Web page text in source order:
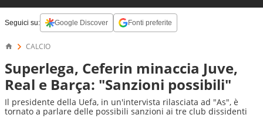
Seguici su: Google Discover Fonti preferite
CALCIO
Superlega, Ceferin minaccia Juve,
Real e Barça: "Sanzioni possibili"
Il presidente della Uefa, in un'intervista rilasciata ad "As", è
tornato a parlare delle possibili sanzioni ai tre club dissidenti